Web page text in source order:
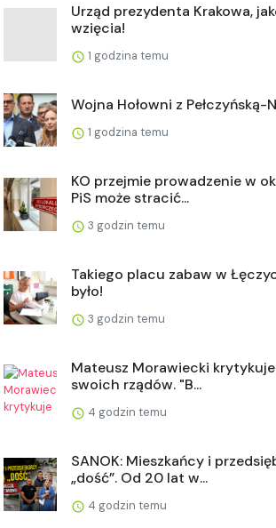
Urząd prezydenta Krakowa,
wzięcia!
1 godzina temu
Wojna Hołowni z Pełczyńską-
1 godzina temu
KO przejmie prowadzenie w
PiS może stracić...
3 godzin temu
Takiego placu zabaw w
było!
3 godzin temu
Mateusz Morawiecki
swoich rządów. "B...
4 godzin temu
SANOK: Mieszkańcy i
„dość”. Od 20 lat w...
4 godzin temu